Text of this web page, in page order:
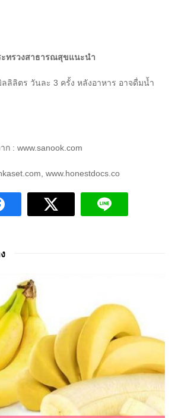
ทรวงสาธารณสุขแนะนำ
ลิลิตร วันละ 3 ครั้ง หลังอาหาร อาจดื่มน้ำ
: www.sanook.com
www.honestdocs.co